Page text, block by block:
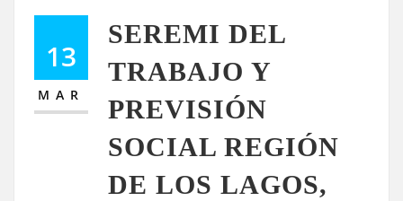
13
MAR
SEREMI DEL
TRABAJO Y
PREVISIÓN
SOCIAL REGIÓN
DE LOS LAGOS,